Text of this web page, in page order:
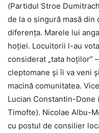
(Partidul Stroe
de la o singură masă din
diferența. Marele lui
hoției. Locuitorii l-au
considerat „tata hoților”
cleptomane şi îi va veni
macină comunitatea.
Lucian Constantin-Done
Timofte). Nicolae Albu-
cu postul de consilier